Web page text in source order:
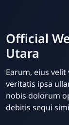
Official
Utara
Earum, eius
veritatis ipsa
nobis dolorum
debitis sequi